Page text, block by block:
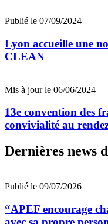
Publié le 07/09/2024
Lyon accueille une
CLEAN
Mis à jour le 06/06/2024
13e convention des
convivialité au
Dernières news
Publié le 09/07/2026
“APEF encourage